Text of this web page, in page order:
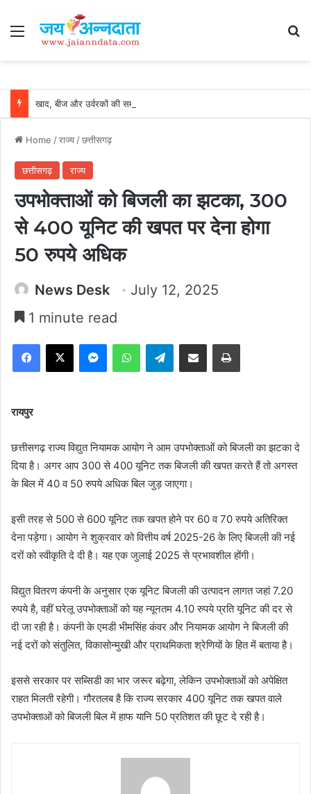
Menu
Home /राज्य/छत्तीसगढ़
छत्तीसगढ़ राज्य
उपभोक्ताओं को बिजली का झटका, 300
से 400 यूनिट की खपत पर देना होगा
50 रुपये अधिक
News Desk
July 12, 2025
1 minute read
Facebook
X MessengerWhatsAppTelegramShare via Email Print
रायपुर
छत्तीसगढ़ राज्य विद्युत नियामक आयोग ने आम उपभोक्ताओं को बिजली का झटका दे
दिया है। अगर आप 300 से 400 यूनिट तक बिजली की खपत करते हैं तो अगस्त
के बिल में 40 व 50 रुपये अधिक बिल जुड़ जाएगा।
इसी तरह से 500 से 600 यूनिट तक खपत होने पर 60 व 70 रुपये अतिरिक्त
देना पड़ेगा। आयोग ने शुक्रवार को वित्तीय वर्ष 2025-26 के लिए बिजली की नई
दरों को स्वीकृति दे दी है। यह एक जुलाई 2025 से प्रभावशील होंगी।
विद्युत वितरण कंपनी के अनुसार एक यूनिट बिजली की उत्पादन लागत जहां 7.20
रुपये है, वहीं घरेलू उपभोक्ताओं को यह न्यूनतम 4.10 रुपये प्रति यूनिट की दर से
दी जा रही है। कंपनी के एमडी भीमसिंह कंवर और नियामक आयोग ने बिजली की
नई दरों को संतुलित, विकासोन्मुखी और प्राथमिकता श्रेणियों के हित में बताया है।
इससे सरकार पर सब्सिडी का भार जरूर बढ़ेगा, लेकिन उपभोक्ताओं को अपेक्षित
राहत मिलती रहेगी। गौरतलब है कि राज्य सरकार 400 यूनिट तक खपत वाले
उपभोक्ताओं को बिजली बिल में हाफ यानि 50 प्रतिशत की छूट दे रही है।